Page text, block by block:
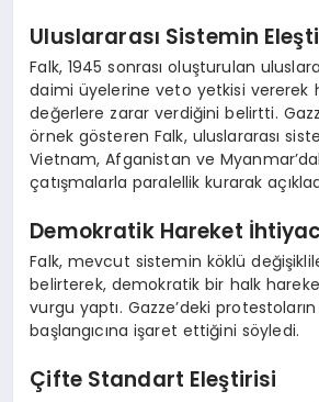
Uluslararası Sistemin
Falk, 1945 sonrası oluşturulan
daimi üyelerine veto yetkisi vererek
değerlere zarar verdiğini belirtti.
örnek gösteren Falk, uluslararası
Vietnam, Afganistan ve
çatışmalarla paralellik kurarak
Demokratik Hareket
Falk, mevcut sistemin köklü
belirterek, demokratik bir halk
vurgu yaptı. Gazze’deki
başlangıcına işaret ettiğini söyledi.
Çifte Standart Eleştirisi